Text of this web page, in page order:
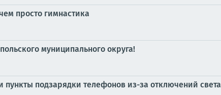
просто гимнастика
муниципального округа!
пункты подзарядки телефонов из-за отключений света